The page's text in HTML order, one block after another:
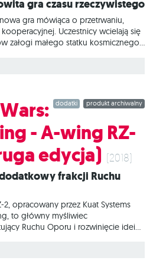
którzy dostarczą nam cenną moc
Sadzenie drzew obronnych,
bezwzględnych płomieni lub
Obrońcy Lasu... Jaka
się najlepsza? Na czym
gra czasu rzeczywistego
gra mówiąca o przetrwaniu,
Uczestnicy wcielają się
załogi małego statku kosmicznego
graczami, jest ochrona statku. Na
na kartach scenariuszy, jeśli nie
nagrania przedstawiające
komputera pokładowego (w języku
temat różnych zagrożeń. Mogą one
statków bojowych i myśliwców,
gwiezdne potwory i
aż po intruzów i awarie na
Uczestnicy muszą ustalić, kto
produkt archiwalny
dodatki
- A-wing RZ-
edycja) (2018)
2, opracowany przez Kuat Systems
to główny myśliwiec
Ruchu Oporu i rozwinięcie idei